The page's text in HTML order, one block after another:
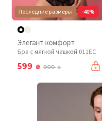
Последние размеры -40%
Элегант комфорт
Бра с мягкой чашкой 011EC
599 ₴ 999₴